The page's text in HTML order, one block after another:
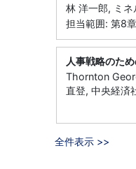
林 洋一郎, ミ
担当範囲: 第8
人事戦略のた
Thornton
直登, 中央経済
全件表示 >>